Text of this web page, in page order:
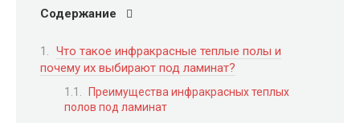
Содержание
Что такое инфракрасные теплые полы и
почему их выбирают под ламинат?
Преимущества инфракрасных теплых
полов под ламинат